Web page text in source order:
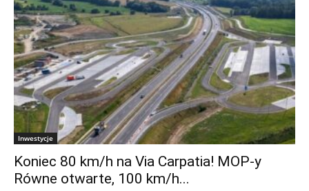
Inwestycje
Koniec 80 km/h na Via Carpatia! MOP-y
Równe otwarte, 100 km/h...